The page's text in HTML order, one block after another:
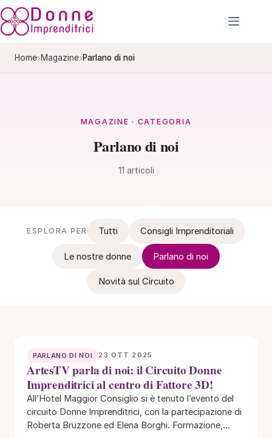
Salta
al
Home›Magazine›Parlano di noi
MAGAZINE · CATEGORIA
Parlano di noi
11 articoli
ESPLORA PER Tutti Consigli Imprenditoriali
Le nostre donne Parlano di noi
Novità sul Circuito
PARLANO DI NOI 23 OTT 2025
ArtesTV parla di noi: il Circuito Donne
Imprenditrici al centro di Fattore 3D!
All’Hotel Maggior Consiglio si è tenuto l’evento del
circuito Donne Imprenditrici, con la partecipazione di
Roberta Bruzzone ed Elena Borghi. Formazione,